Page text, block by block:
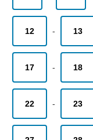
12 - 13
17 - 18
22 - 23